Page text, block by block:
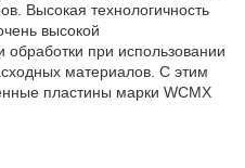
Высокая технологичность
высокой
обработки при использовании
материалов. С этим
пластины марки WCMX